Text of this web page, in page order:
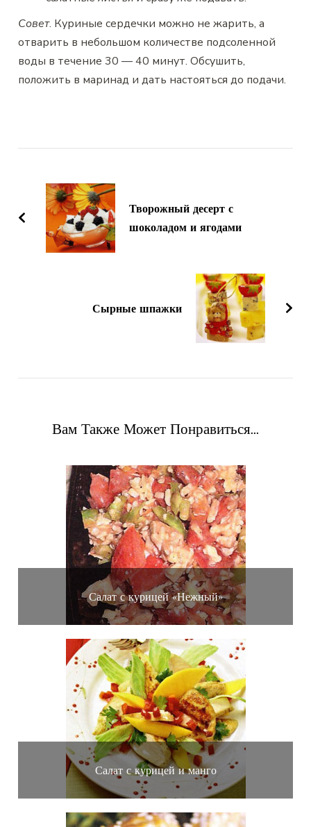
Совет. Куриные сердечки можно не жарить, а
отварить в небольшом количестве подсоленной
воды в течение 30 — 40 минут. Обсушить,
положить в маринад и дать настояться до подачи.
записям
Творожный десерт с
шоколадом и ягодами
Сырные шпажки
Вам Также Может Понравиться...
Салат с курицей «Нежный»
Салат с курицей и манго